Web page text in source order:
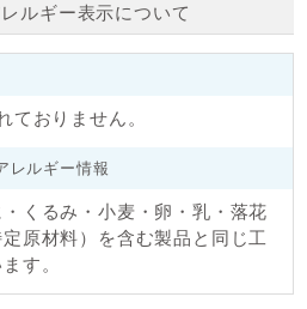
ルギー表示について
ておりません。
レルギー情報
くるみ・小麦・卵・乳・落花
原材料）を含む製品と同じ工
す。